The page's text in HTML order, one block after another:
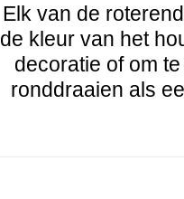
Elk van de
de kleur van het
decoratie of om
ronddraaien als